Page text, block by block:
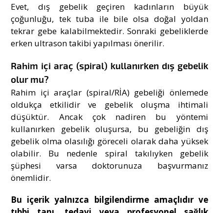
Evet, dış gebelik geçiren kadınların büyük
çoğunluğu, tek tuba ile bile olsa doğal yoldan
tekrar gebe kalabilmektedir. Sonraki gebeliklerde
erken ultrason takibi yapılması önerilir.
Rahim içi araç (spiral) kullanırken dış gebelik
olur mu?
Rahim içi araçlar (spiral/RİA) gebeliği önlemede
oldukça etkilidir ve gebelik oluşma ihtimali
düşüktür. Ancak çok nadiren bu yöntemi
kullanırken gebelik oluşursa, bu gebeliğin dış
gebelik olma olasılığı göreceli olarak daha yüksek
olabilir. Bu nedenle spiral takılıyken gebelik
şüphesi varsa doktorunuza başvurmanız
önemlidir.
Bu içerik yalnızca bilgilendirme amaçlıdır ve